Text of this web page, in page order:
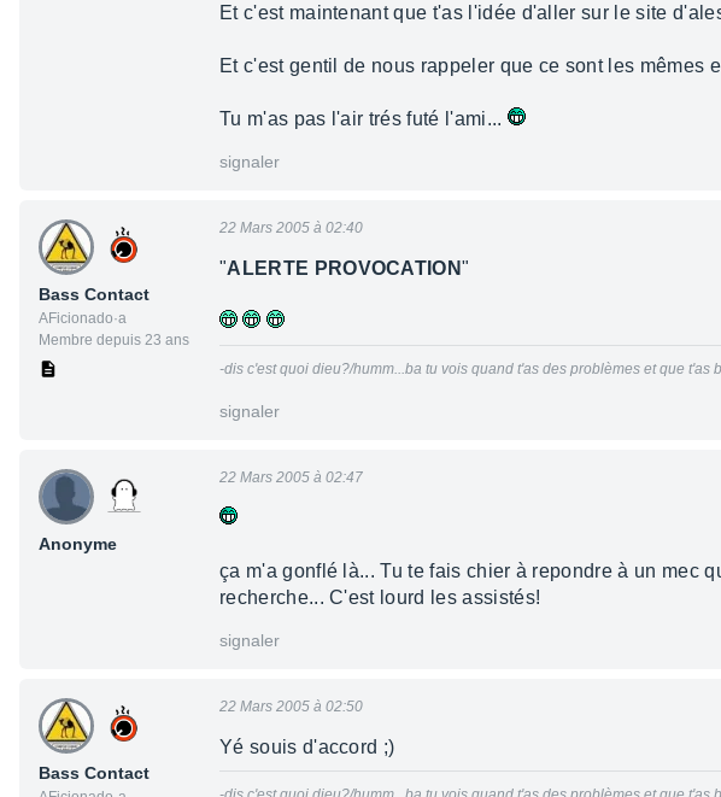
Et c'est maintenant que t'as l'idée d'aller sur le site
Et c'est gentil de nous rappeler que ce sont les mêmes
Tu m'as pas l'air trés futé l'ami...
signaler
Bass Contact
AFicionado·a
Membre depuis 23 ans
22 Mars 2005 à 02:40
"ALERTE PROVOCATION"
-dis c'est quoi dieu?/humm...ba tu vois quand t'as des problèmes et que
signaler
Anonyme
22 Mars 2005 à 02:47
ça m'a gonflé là... Tu te fais chier à repondre à un mec
recherche... C'est lourd les assistés!
signaler
Bass Contact
22 Mars 2005 à 02:50
Yé souis d'accord ;)